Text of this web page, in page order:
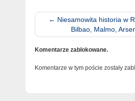
← Niesamowita historia w
Bilbao, Malmo,
Komentarze zablokowane.
Komentarze w tym poście zostały